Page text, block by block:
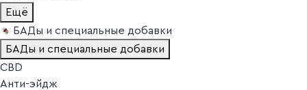
Ещё
БАДы и специальные добавки
БАДы и специальные добавки
CBD
Анти-эйдж